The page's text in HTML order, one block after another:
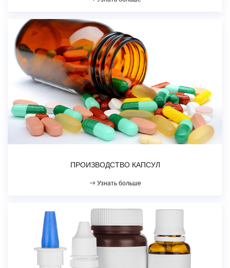
ПРОИЗВОДСТВО КАПСУЛ
Узнать больше